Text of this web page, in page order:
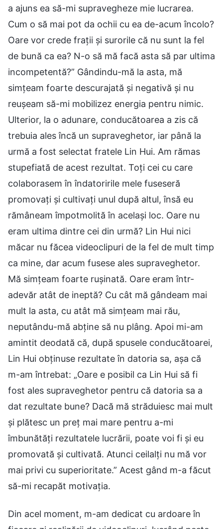
a ajuns ea să-mi supravegheze mie lucrarea.
Cum o să mai pot da ochii cu ea de-acum încolo?
Oare vor crede frații și surorile că nu sunt la fel
de bună ca ea? N-o să mă facă asta să par ultima
incompetentă?” Gândindu-mă la asta, mă
simțeam foarte descurajată și negativă și nu
reușeam să-mi mobilizez energia pentru nimic.
Ulterior, la o adunare, conducătoarea a zis că
trebuia ales încă un supraveghetor, iar până la
urmă a fost selectat fratele Lin Hui. Am rămas
stupefiată de acest rezultat. Toți cei cu care
colaborasem în îndatoririle mele fuseseră
promovați și cultivați unul după altul, însă eu
rămâneam împotmolită în același loc. Oare nu
eram ultima dintre cei din urmă? Lin Hui nici
măcar nu făcea videoclipuri de la fel de mult timp
ca mine, dar acum fusese ales supraveghetor.
Mă simțeam foarte rușinată. Oare eram într-
adevăr atât de ineptă? Cu cât mă gândeam mai
mult la asta, cu atât mă simțeam mai rău,
neputându-mă abține să nu plâng. Apoi mi-am
amintit deodată că, după spusele conducătoarei,
Lin Hui obținuse rezultate în datoria sa, așa că
m-am întrebat: „Oare e posibil ca Lin Hui să fi
fost ales supraveghetor pentru că datoria sa a
dat rezultate bune? Dacă mă străduiesc mai mult
și plătesc un preț mai mare pentru a-mi
îmbunătăți rezultatele lucrării, poate voi fi și eu
promovată și cultivată. Atunci ceilalți nu mă vor
mai privi cu superioritate.” Acest gând m-a făcut
să-mi recapăt motivația.
Din acel moment, m-am dedicat cu ardoare în